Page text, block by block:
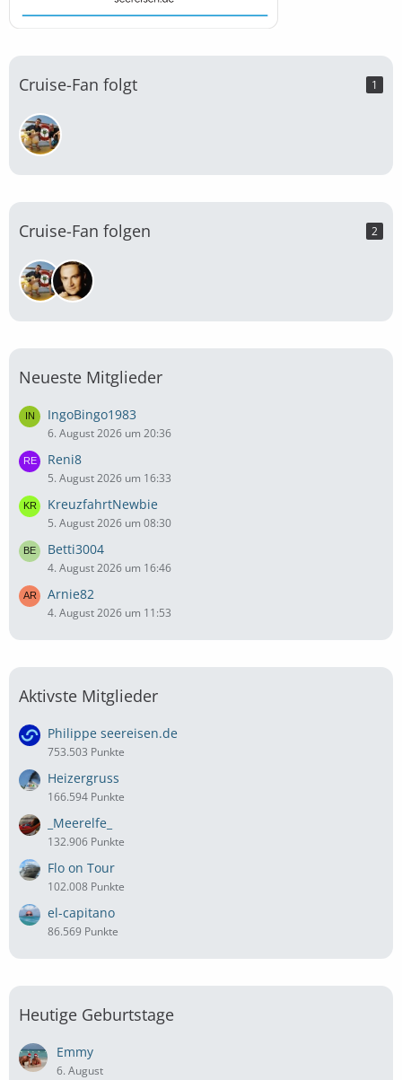
Cruise-Fan folgt 1
Cruise-Fan folgen 2
Neueste Mitglieder
IngoBingo1983
6. August 2026 um 20:36
Reni8
5. August 2026 um 16:33
KreuzfahrtNewbie
5. August 2026 um 08:30
Betti3004
4. August 2026 um 16:46
Arnie82
4. August 2026 um 11:53
Aktivste Mitglieder
Philippe seereisen.de
753.503 Punkte
Heizergruss
166.594 Punkte
_Meerelfe_
132.906 Punkte
Flo on Tour
102.008 Punkte
el-capitano
86.569 Punkte
Heutige Geburtstage
Emmy
6. August